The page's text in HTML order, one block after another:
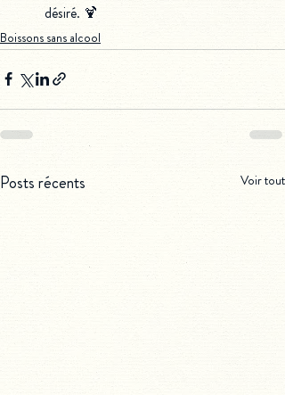
désiré. 🍹
Boissons sans alcool
Posts récents Voir tout